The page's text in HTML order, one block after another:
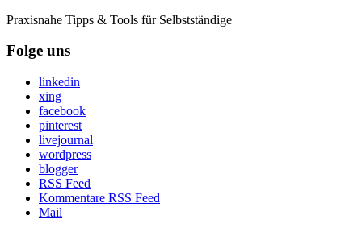
Praxisnahe Tipps & Tools für Selbstständige
Folge uns
linkedin
xing
facebook
pinterest
livejournal
wordpress
blogger
RSS Feed
Kommentare RSS Feed
Mail